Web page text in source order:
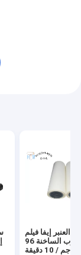
العنبر إيفا فيلم
لاصق تذوب الساخنة 96A